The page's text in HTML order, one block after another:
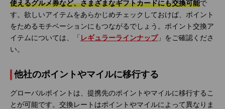
使えるグルメ券など、さまざまなギフトカードにも交換可能で
す。欲しいアイテムをあらかじめチェックしておけば、ポイント
をためるモチベーションにもつながるでしょう。ポイント交換ア
イテムについては、「 レギュラーラインナップ」をご確認くださ
い。
他社のポイントやマイルに移行する
グローバルポイントは、提携先のポイントやマイルに移行するこ
とが可能です。交換レートはポイントやマイルによって異なりま